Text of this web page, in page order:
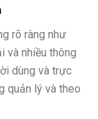
rõ ràng như
và nhiều thông
dùng và trực
quản lý và theo